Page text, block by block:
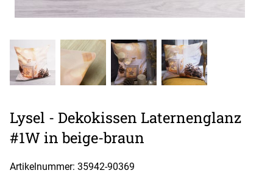
Lysel - Dekokissen Laternenglanz
#1W in beige-braun
Artikelnummer: 35942-90369